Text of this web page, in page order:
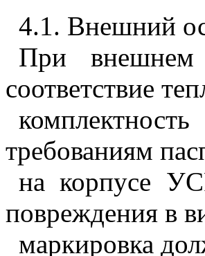
4.1. Внешний
При внешнем
соответствие
комплектность
требованиям
на корпусе
повреждения в
маркировка